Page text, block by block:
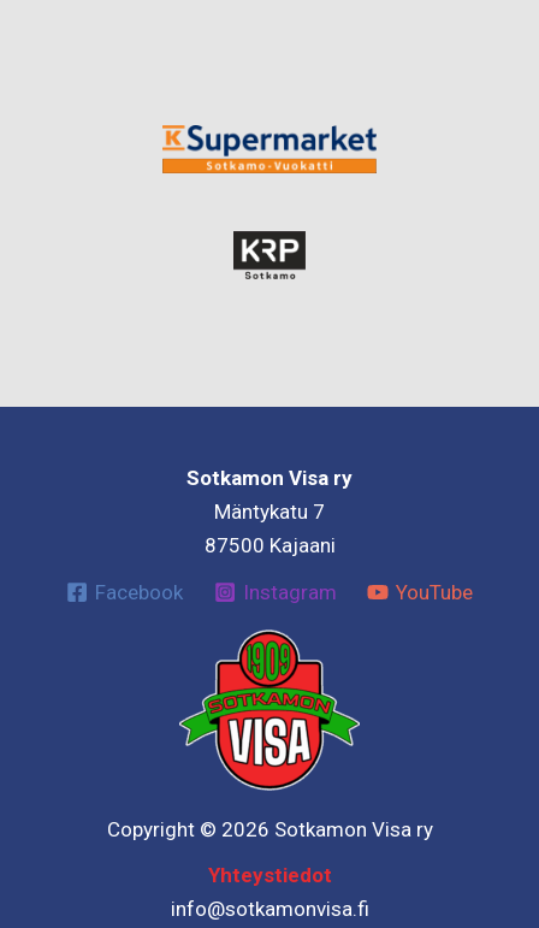
Sotkamon Visa ry
Mäntykatu 7
87500 Kajaani
Facebook
Instagram YouTube
Copyright © 2026 Sotkamon Visa ry
Yhteystiedot
info@sotkamonvisa.fi